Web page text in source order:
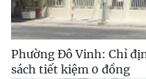
Phường Đô Vinh: Chỉ
sách tiết kiệm 0 đồng